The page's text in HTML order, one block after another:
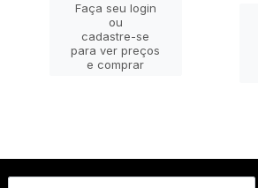
Faça seu login
ou
cadastre-se
para ver preços
e comprar